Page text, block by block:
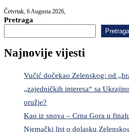
Četvrtak, 6 Augusta 2026,
Pretraga
Pretraga
Najnovije vijesti
Vučić dočekao Zelenskog: od
„zajedničkih interesa“ sa
oružje?
Kao iz snova – Crna Gora u
Njemački list o dolasku